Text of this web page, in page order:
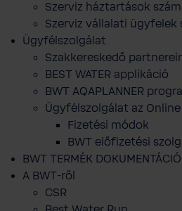
Szerviz háztartások
Szerviz vállalati ügyfelek
Ügyfélszolgálat
Szakkereskedő
BEST WATER applikáció
BWT AQAPLANNER
Ügyfélszolgálat az
Fizetési módok
BWT előfizetési
BWT TERMÉK DOKUMENTÁCIÓ
A BWT-ről
CSR